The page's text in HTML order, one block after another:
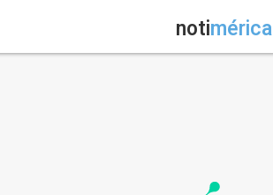
notimérica